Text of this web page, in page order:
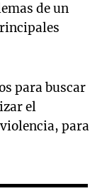
de un
para buscar
el
para